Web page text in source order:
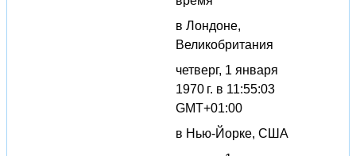
в Лондоне,
Великобритания
четверг, 1 января
1970 г. в 11:55:03
GMT+01:00
в Нью-Йорке, США